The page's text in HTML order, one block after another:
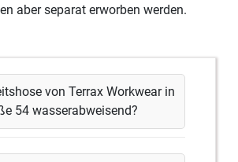
aber separat erworben werden.
von Terrax Workwear in
54 wasserabweisend?